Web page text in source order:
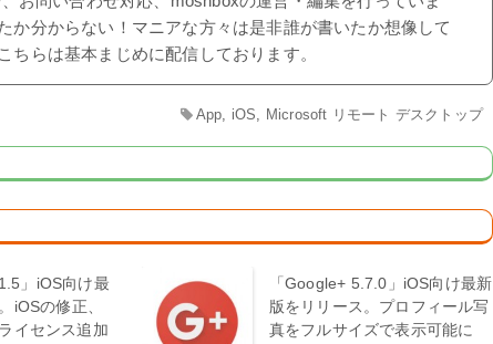
か分からない！マニアな方々は是非誰が書いたか想像して
ちらは基本まじめに配信しております。
App iOS Microsoft リモート デスクトップ
」iOS向け最
iOSの修正、
イセンス追加
「Google+ 5.7.0」iOS向け最新
版をリリース。プロフィール写
真をフルサイズで表示可能に